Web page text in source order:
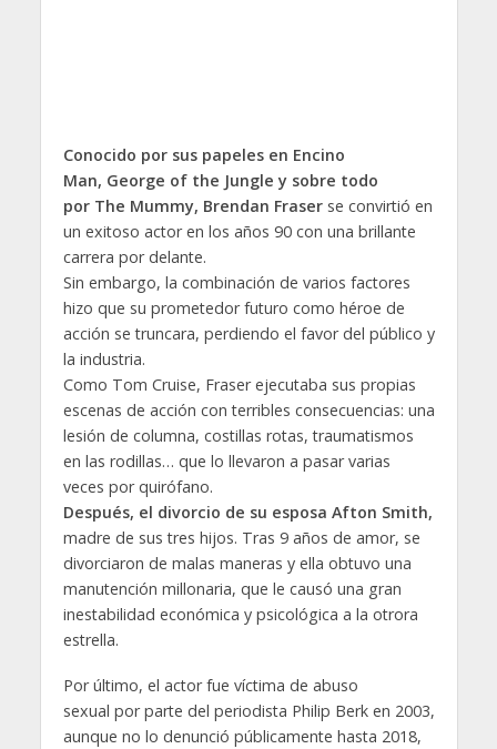
Conocido por sus papeles en Encino
Man, George of the Jungle y sobre todo
por The Mummy, Brendan Fraserse convirtió en
un exitoso actor en los años 90 con una brillante
carrera por delante.
Sin embargo, la combinación de varios factores
hizo que su prometedor futuro como héroe de
acción se truncara, perdiendo el favor del público y
la industria.
Como Tom Cruise, Fraser ejecutaba sus propias
escenas de acción con terribles consecuencias: una
lesión de columna, costillas rotas, traumatismos
en las rodillas… que lo llevaron a pasar varias
veces por quirófano.
Después, el divorcio de su esposa Afton Smith,
madre de sus tres hijos. Tras 9 años de amor, se
divorciaron de malas maneras y ella obtuvo una
manutención millonaria, que le causó una gran
inestabilidad económica y psicológica a la otrora
estrella.
Por último, el actor fue víctima de abuso
sexual por parte del periodista Philip Berk en 2003,
aunque no lo denunció públicamente hasta 2018,